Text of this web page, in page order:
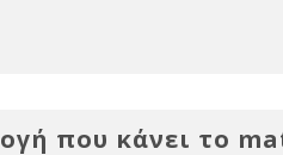
που κάνει το